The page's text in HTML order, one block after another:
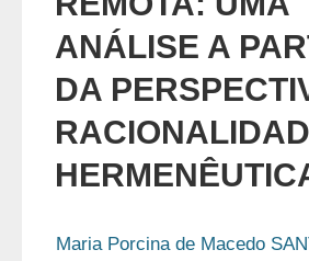
ANÁLISE A
DA
Maria Porcina de Macedo